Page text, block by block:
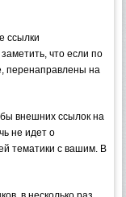
ссылки
заметить, что если по
перенаправлены на
внешних ссылок на
не идет о
тематики с вашим. В